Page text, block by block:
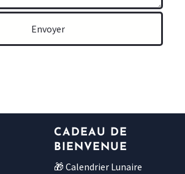
Envoyer
CADEAU DE
BIENVENUE
🎁 Calendrier Lunaire